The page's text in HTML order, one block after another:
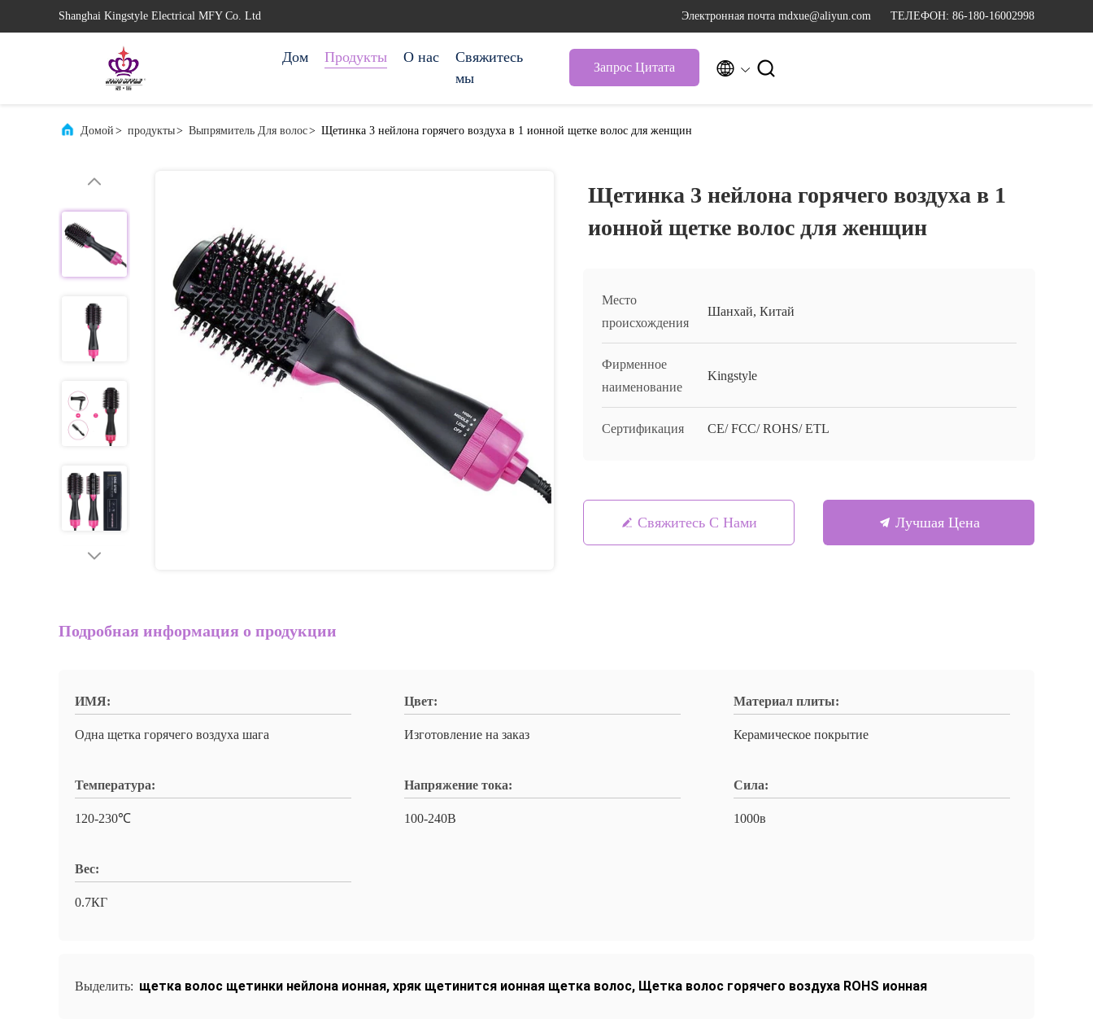
Shanghai Kingstyle Electrical MFY Co. Ltd Электронная почта mdxue@aliyun.com ТЕЛЕФОН: 86-180-16002998
Дом Продукты О нас
Свяжитесь
мы
Запрос Цитата  
Домой > продукты> Выпрямитель Для волос> Щетинка 3 нейлона горячего воздуха в 1 ионной щетке волос для женщин
Щетинка 3 нейлона горячего воздуха в 1
ионной щетке волос для женщин
Место
происхождения
Шанхай, Китай
Фирменное
наименование
Kingstyle
Сертификация CE/ FCC/ ROHS/ ETL
Свяжитесь С Нами Лучшая Цена
Подробная информация о продукции
ИМЯ:
Одна щетка горячего воздуха шага
Цвет:
Изготовление на заказ
Материал плиты:
Керамическое покрытие
Температура:
120-230℃
Напряжение тока:
100-240В
Сила:
1000в
Вес:
0.7КГ
Выделить: щетка волос щетинки нейлона ионная, хряк щетинится ионная щетка волос, Щетка волос горячего воздуха ROHS ионная